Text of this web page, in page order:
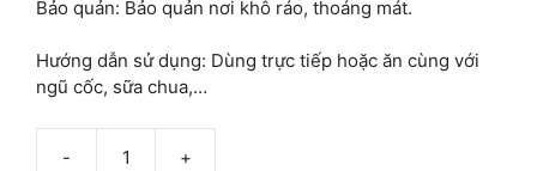
Bảo quản: Bảo quản nơi khô ráo, thoáng mát.
Hướng dẫn sử dụng: Dùng trực tiếp hoặc ăn cùng với
ngũ cốc, sữa chua,…
- +